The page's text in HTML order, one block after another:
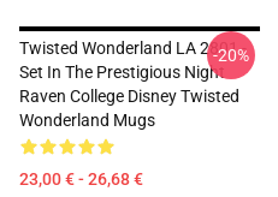
Twisted Wonderland LA 2801 -
Set In The Prestigious Night
Raven College Disney Twisted
Wonderland Mugs
23,00 € - 26,68 €
-20%